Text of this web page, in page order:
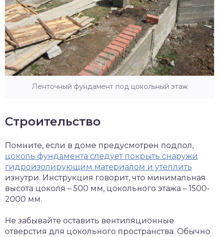
Ленточный фундамент под цокольный этаж
Строительство
Помните, если в доме предусмотрен подпол,
цоколь фундамента следует покрыть снаружи
гидроизолирующим материалом и утеплить
изнутри. Инструкция говорит, что минимальная
высота цоколя – 500 мм, цокольного этажа – 1500-
2000 мм.
Не забывайте оставить вентиляционные
отверстия для цокольного пространства. Обычно